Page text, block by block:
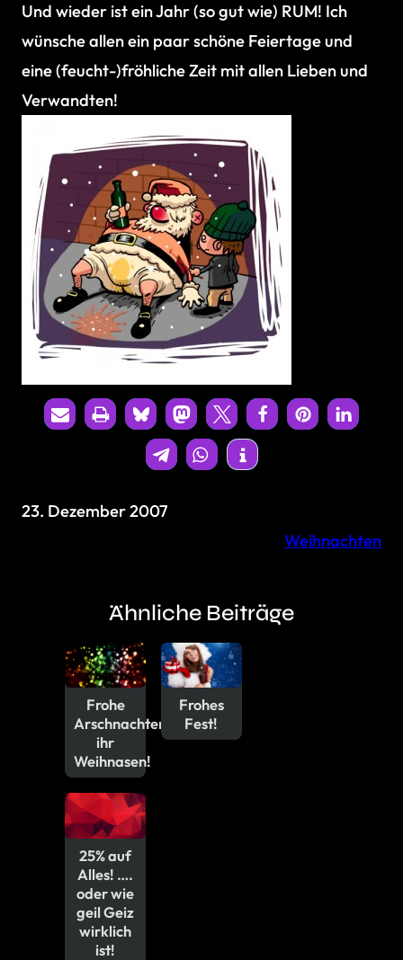
Und wieder ist ein Jahr (so gut wie) RUM! Ich
wünsche allen ein paar schöne Feiertage und
eine (feucht-)fröhliche Zeit mit allen Lieben und
Verwandten!
23. Dezember 2007
Weihnachten
Ähnliche Beiträge
Frohe
Arschnachten
ihr
Weihnasen!
25% auf
Alles! ….
oder wie
geil Geiz
wirklich
ist!
Frohes
Fest!